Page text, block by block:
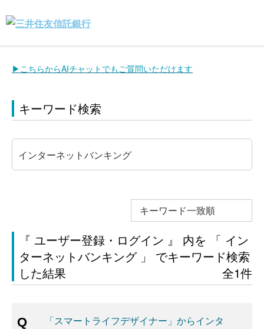
▶こちらからAIチャットでもご質問いただけます
キーワード検索
キーワード一致順
『 ユーザー登録・ログイン 』 内を 「 イン
ターネットバンキング 」 でキーワード検索
した結果
全1件
「スマートライフデザイナー」からインタ